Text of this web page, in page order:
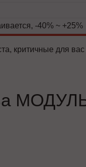
-40% ~ +25%
критичные для